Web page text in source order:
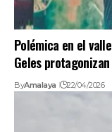
Polémica en el
Geles
ByAmalaya 22/04/2026